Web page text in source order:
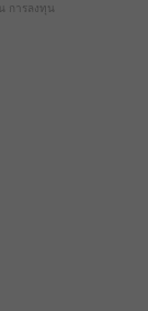
การลงทุน